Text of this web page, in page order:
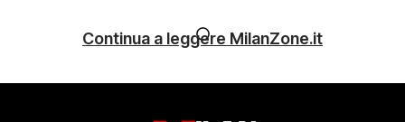
Continua a leggere MilanZone.it